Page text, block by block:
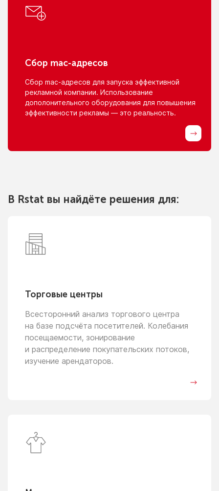
Сбор mac-адресов
Сбор mac-адресов для запуска эффективной
рекламной компании. Использование
дополонительного оборудования для повышения
эффективности рекламы — это реальность.
В Rstat вы найдёте решения для:
Торговые центры
Всесторонний анализ торгового центра
на базе подсчёта посетителей. Колебания
посещаемости, зонирование
и распределение покупательских потоков,
изучение арендаторов.